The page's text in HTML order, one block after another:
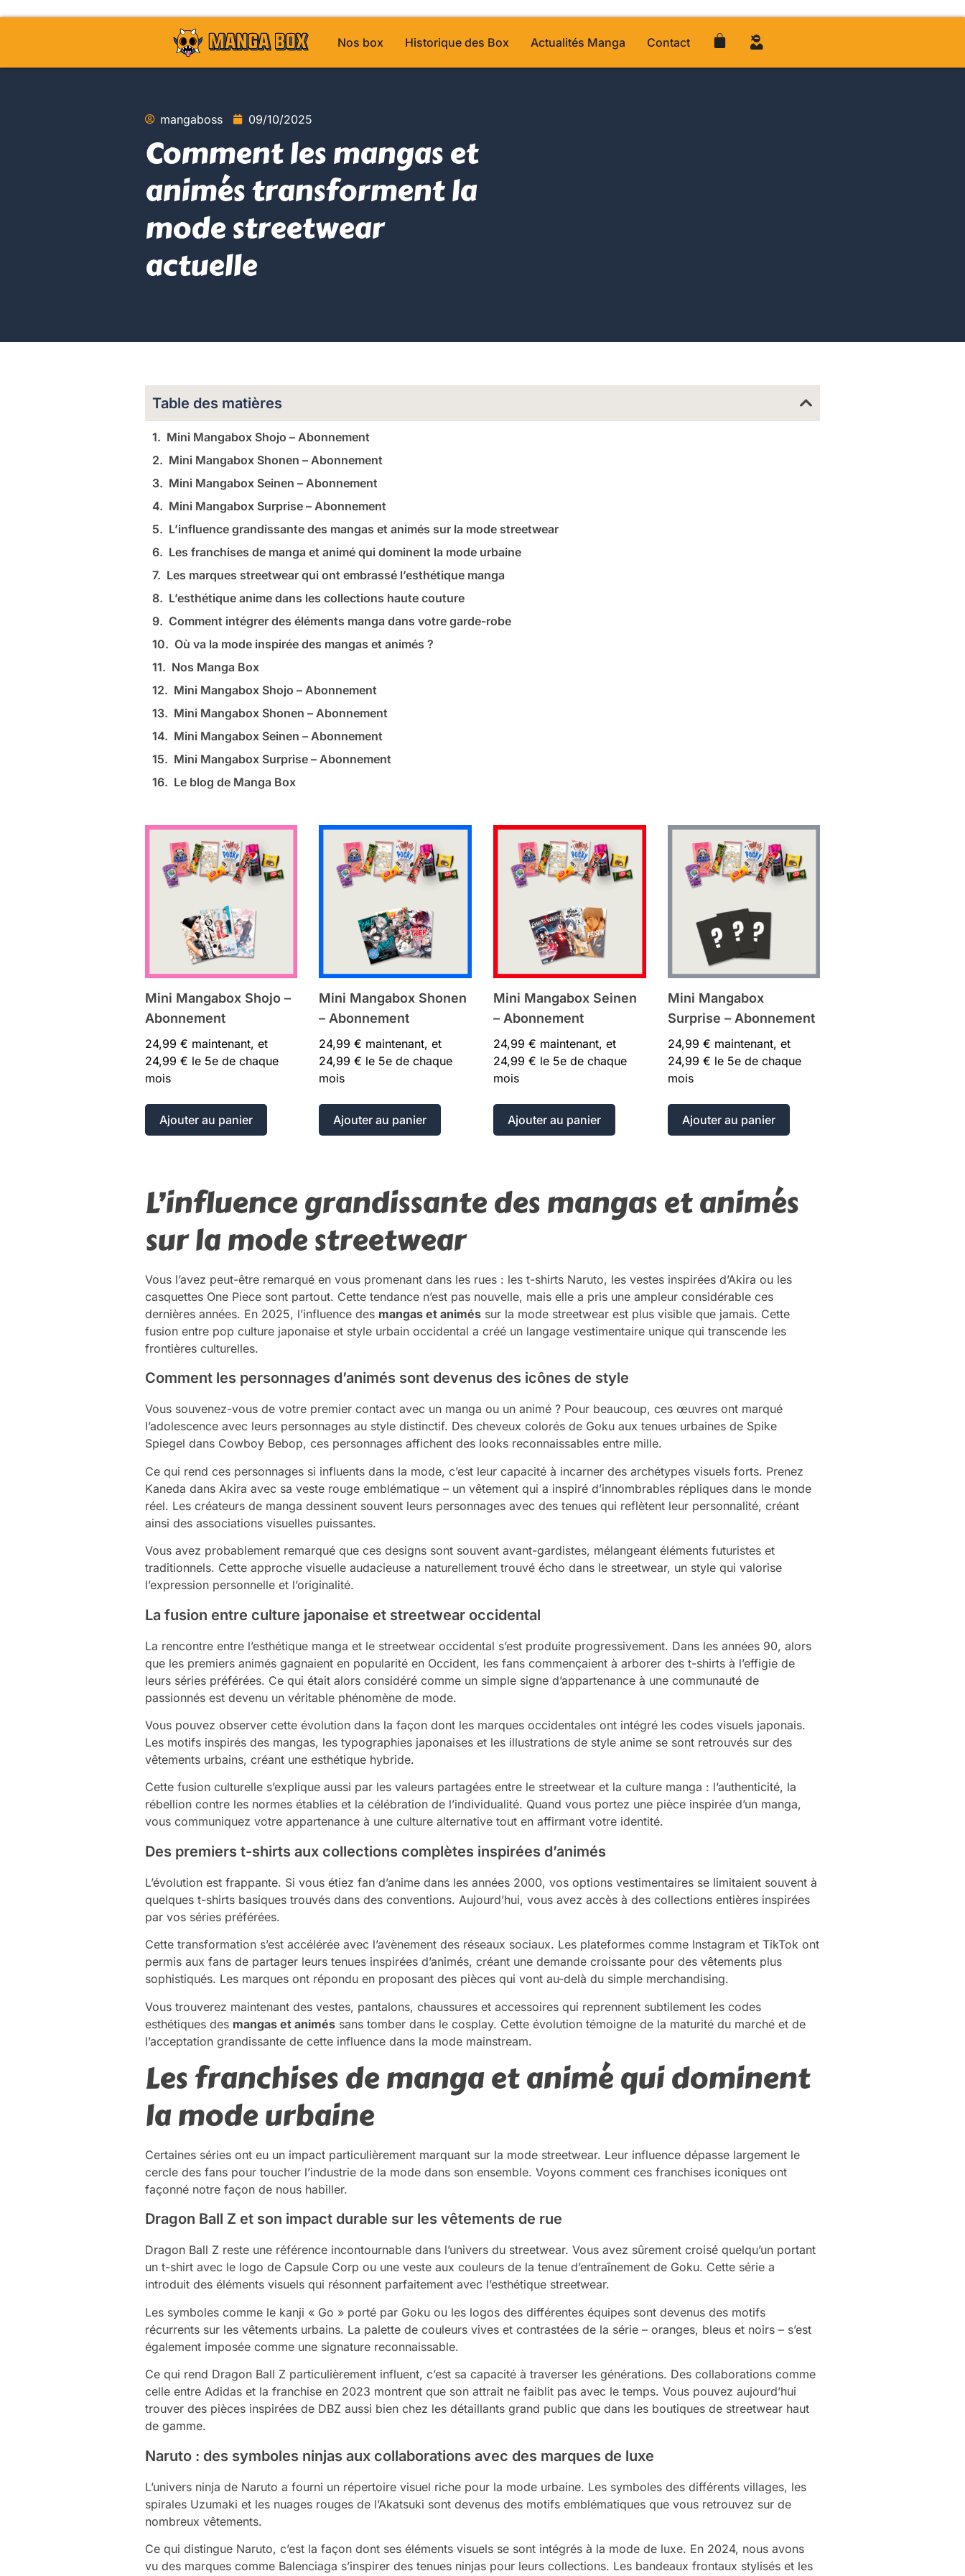
Nos box Historique des Box Actualités Manga Contact
mangaboss 09/10/2025
Comment les mangas et
animés transforment la
mode streetwear
actuelle
Table des matières
Mini Mangabox Shojo – Abonnement
Mini Mangabox Shonen – Abonnement
Mini Mangabox Seinen – Abonnement
Mini Mangabox Surprise – Abonnement
L’influence grandissante des mangas et animés sur la mode streetwear
Les franchises de manga et animé qui dominent la mode urbaine
Les marques streetwear qui ont embrassé l’esthétique manga
L’esthétique anime dans les collections haute couture
Comment intégrer des éléments manga dans votre garde-robe
Où va la mode inspirée des mangas et animés ?
Nos Manga Box
Mini Mangabox Shojo – Abonnement
Mini Mangabox Shonen – Abonnement
Mini Mangabox Seinen – Abonnement
Mini Mangabox Surprise – Abonnement
Le blog de Manga Box
Mini Mangabox Shojo –
Abonnement
24,99 € maintenant, et
24,99 € le 5e de chaque
mois
Ajouter au panier
Mini Mangabox Shonen
– Abonnement
24,99€ maintenant, et
24,99€ le 5e de chaque
mois
Ajouter au panier
Mini Mangabox Seinen
– Abonnement
24,99 € maintenant, et
24,99 € le 5e de chaque
mois
Ajouter au panier
Mini Mangabox
Surprise – Abonnement
24,99 € maintenant, et
24,99 € le 5e de chaque
mois
Ajouter au panier
L’influence grandissante des mangas et animés
sur la mode streetwear
Vous l’avez peut-être remarqué en vous promenant dans les rues : les t-shirts Naruto, les vestes inspirées d’Akira ou les
casquettes One Piece sont partout. Cette tendance n’est pas nouvelle, mais elle a pris une ampleur considérable ces
dernières années. En 2025, l’influence des mangas et animéssur la mode streetwear est plus visible que jamais. Cette
fusion entre pop culture japonaise et style urbain occidental a créé un langage vestimentaire unique qui transcende les
frontières culturelles.
Comment les personnages d’animés sont devenus des icônes de style
Vous souvenez-vous de votre premier contact avec un manga ou un animé ? Pour beaucoup, ces œuvres ont marqué
l’adolescence avec leurs personnages au style distinctif. Des cheveux colorés de Goku aux tenues urbaines de Spike
Spiegel dans Cowboy Bebop, ces personnages affichent des looks reconnaissables entre mille.
Ce qui rend ces personnages si influents dans la mode, c’est leur capacité à incarner des archétypes visuels forts. Prenez
Kaneda dans Akira avec sa veste rouge emblématique – un vêtement qui a inspiré d’innombrables répliques dans le monde
réel. Les créateurs de manga dessinent souvent leurs personnages avec des tenues qui reflètent leur personnalité, créant
ainsi des associations visuelles puissantes.
Vous avez probablement remarqué que ces designs sont souvent avant-gardistes, mélangeant éléments futuristes et
traditionnels. Cette approche visuelle audacieuse a naturellement trouvé écho dans le streetwear, un style qui valorise
l’expression personnelle et l’originalité.
La fusion entre culture japonaise et streetwear occidental
La rencontre entre l’esthétique manga et le streetwear occidental s’est produite progressivement. Dans les années 90, alors
que les premiers animés gagnaient en popularité en Occident, les fans commençaient à arborer des t-shirts à l’effigie de
leurs séries préférées. Ce qui était alors considéré comme un simple signe d’appartenance à une communauté de
passionnés est devenu un véritable phénomène de mode.
Vous pouvez observer cette évolution dans la façon dont les marques occidentales ont intégré les codes visuels japonais.
Les motifs inspirés des mangas, les typographies japonaises et les illustrations de style anime se sont retrouvés sur des
vêtements urbains, créant une esthétique hybride.
Cette fusion culturelle s’explique aussi par les valeurs partagées entre le streetwear et la culture manga : l’authenticité, la
rébellion contre les normes établies et la célébration de l’individualité. Quand vous portez une pièce inspirée d’un manga,
vous communiquez votre appartenance à une culture alternative tout en affirmant votre identité.
Des premiers t-shirts aux collections complètes inspirées d’animés
L’évolution est frappante. Si vous étiez fan d’anime dans les années 2000, vos options vestimentaires se limitaient souvent à
quelques t-shirts basiques trouvés dans des conventions. Aujourd’hui, vous avez accès à des collections entières inspirées
par vos séries préférées.
Cette transformation s’est accélérée avec l’avènement des réseaux sociaux. Les plateformes comme Instagram et TikTok ont
permis aux fans de partager leurs tenues inspirées d’animés, créant une demande croissante pour des vêtements plus
sophistiqués. Les marques ont répondu en proposant des pièces qui vont au-delà du simple merchandising.
Vous trouverez maintenant des vestes, pantalons, chaussures et accessoires qui reprennent subtilement les codes
esthétiques des mangas et animéssans tomber dans le cosplay. Cette évolution témoigne de la maturité du marché et de
l’acceptation grandissante de cette influence dans la mode mainstream.
Les franchises de manga et animé qui dominent
la mode urbaine
Certaines séries ont eu un impact particulièrement marquant sur la mode streetwear. Leur influence dépasse largement le
cercle des fans pour toucher l’industrie de la mode dans son ensemble. Voyons comment ces franchises iconiques ont
façonné notre façon de nous habiller.
Dragon Ball Z et son impact durable sur les vêtements de rue
Dragon Ball Z reste une référence incontournable dans l’univers du streetwear. Vous avez sûrement croisé quelqu’un portant
un t-shirt avec le logo de Capsule Corp ou une veste aux couleurs de la tenue d’entraînement de Goku. Cette série a
introduit des éléments visuels qui résonnent parfaitement avec l’esthétique streetwear.
Les symboles comme le kanji « Go » porté par Goku ou les logos des différentes équipes sont devenus des motifs
récurrents sur les vêtements urbains. La palette de couleurs vives et contrastées de la série – oranges, bleus et noirs – s’est
également imposée comme une signature reconnaissable.
Ce qui rend Dragon Ball Z particulièrement influent, c’est sa capacité à traverser les générations. Des collaborations comme
celle entre Adidas et la franchise en 2023 montrent que son attrait ne faiblit pas avec le temps. Vous pouvez aujourd’hui
trouver des pièces inspirées de DBZ aussi bien chez les détaillants grand public que dans les boutiques de streetwear haut
de gamme.
Naruto : des symboles ninjas aux collaborations avec des marques de luxe
L’univers ninja de Naruto a fourni un répertoire visuel riche pour la mode urbaine. Les symboles des différents villages, les
spirales Uzumaki et les nuages rouges de l’Akatsuki sont devenus des motifs emblématiques que vous retrouvez sur de
nombreux vêtements.
Ce qui distingue Naruto, c’est la façon dont ses éléments visuels se sont intégrés à la mode de luxe. En 2024, nous avons
vu des marques comme Balenciaga s’inspirer des tenues ninjas pour leurs collections. Les bandeaux frontaux stylisés et les